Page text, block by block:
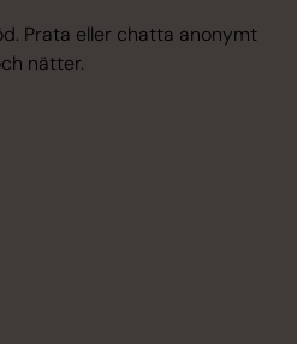
Prata eller chatta anonymt
nätter.